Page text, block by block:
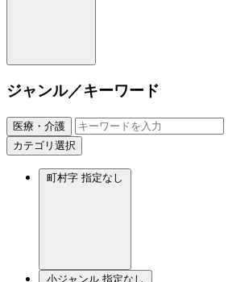
ジャンル／キーワード
医療・介護
カテゴリ選択
町村字 指定なし
小ジャンル 指定なし